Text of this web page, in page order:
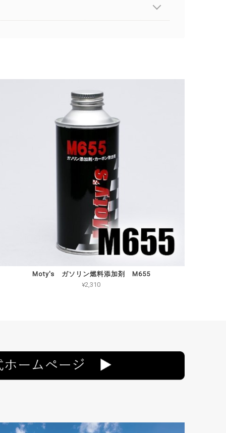
Moty's ガソリン燃料添加剤 M655
¥2,310